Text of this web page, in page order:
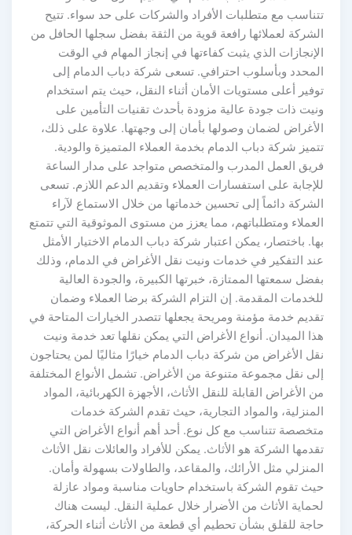
تتناسب مع متطلبات الأفراد والشركات على حد سواء. تتيح
الشركة لعملائها رافعة قوية من الثقة بفضل سجلها الحافل من
الإنجازات الذي يثبت كفاءتها في إنجاز المهام في الوقت
المحدد وبأسلوب احترافي. تسعى شركة دباب الدمام إلى
توفير أعلى مستويات الأمان أثناء النقل، حيث يتم استخدام
ونيت ذات جودة عالية مزودة بأحدث تقنيات التأمين على
الأغراض لضمان وصولها بأمان إلى وجهتها. علاوة على ذلك،
تتميز شركة دباب الدمام بخدمة العملاء المتميزة والودية.
فريق العمل المدرب والمتخصص متواجد على مدار الساعة
للإجابة على استفسارات العملاء وتقديم الدعم اللازم. تسعى
الشركة دائماً إلى تحسين خدماتها من خلال الاستماع لآراء
العملاء ومتطلباتهم، مما يعزز من مستوى الموثوقية التي تتمتع
بها. باختصار، يمكن اعتبار شركة دباب الدمام الاختيار الأمثل
عند التفكير في خدمات ونيت نقل الأغراض في الدمام، وذلك
بفضل سمعتها الممتازة، خبرتها الكبيرة، والجودة العالية
للخدمات المقدمة. إن التزام الشركة برضا العملاء وضمان
تقديم خدمة مؤمنة ومريحة يجعلها تتصدر الخيارات المتاحة في
هذا الميدان. أنواع الأغراض التي يمكن نقلها تعد خدمة ونيت
نقل الأغراض من شركة دباب الدمام خيارًا مثاليًا لمن يحتاجون
إلى نقل مجموعة متنوعة من الأغراض. تشمل الأنواع المختلفة
من الأغراض القابلة للنقل الأثاث، الأجهزة الكهربائية، المواد
المنزلية، والمواد التجارية، حيث تقدم الشركة خدمات
متخصصة تتناسب مع كل نوع. أحد أهم أنواع الأغراض التي
تقدمها الشركة هو الأثاث. يمكن للأفراد والعائلات نقل الأثاث
المنزلي مثل الأرائك، والمقاعد، والطاولات بسهولة وأمان.
حيث تقوم الشركة باستخدام حاويات مناسبة ومواد عازلة
لحماية الأثاث من الأضرار خلال عملية النقل. ليست هناك
حاجة للقلق بشأن تحطيم أي قطعة من الأثاث أثناء الحركة،